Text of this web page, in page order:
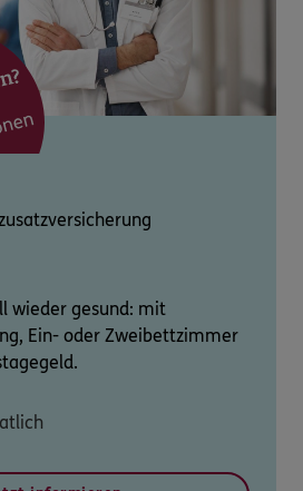
wieder gesund: mit
Ein- oder Zweibettzimmer